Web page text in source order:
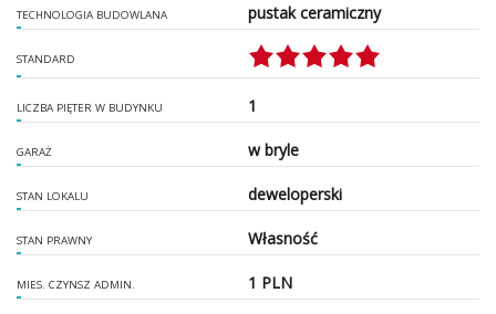
TECHNOLOGIA BUDOWLANA pustak ceramiczny
STANDARD
LICZBA PIĘTER W BUDYNKU 1
GARAŻ w bryle
STAN LOKALU deweloperski
STAN PRAWNY Własność
MIES. CZYNSZ ADMIN. 1 PLN